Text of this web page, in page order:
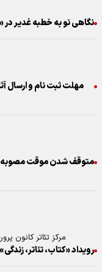
نگاهی نو به خطبه غدیر در
مهلت ثبت نام و ارسال
متوقف شدن موقت مصوبه
مرکز تئاتر کانون
رویداد «کتاب، تئاتر،